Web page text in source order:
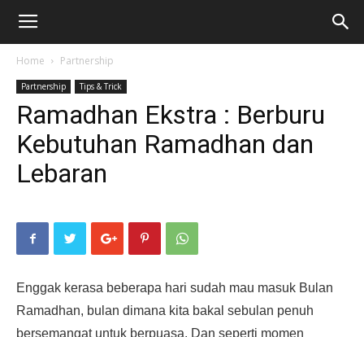
Home Partnership
Partnership Tips & Trick
Ramadhan Ekstra : Berburu
Kebutuhan Ramadhan dan
Lebaran
Enggak kerasa beberapa hari sudah mau masuk Bulan
Ramadhan, bulan dimana kita bakal sebulan penuh
bersemangat untuk berpuasa. Dan seperti momen